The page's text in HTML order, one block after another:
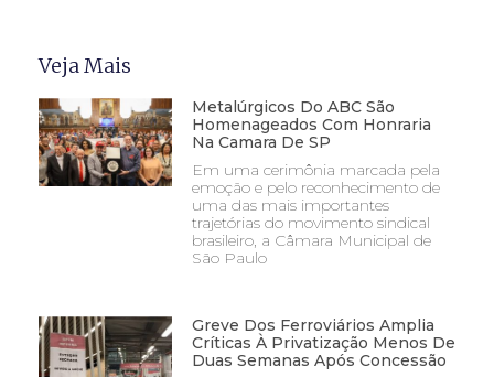
Veja Mais
Metalúrgicos Do ABC São
Homenageados Com Honraria
Na Camara De SP
Em uma cerimônia marcada pela
emoção e pelo reconhecimento de
uma das mais importantes
trajetórias do movimento sindical
brasileiro, a Câmara Municipal de
São Paulo
Greve Dos Ferroviários Amplia
Críticas À Privatização Menos De
Duas Semanas Após Concessão